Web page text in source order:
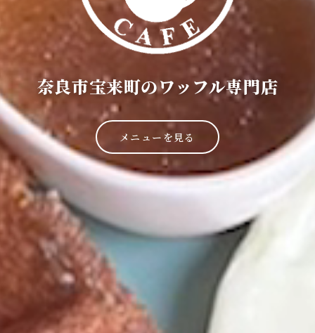
奈良市宝来町のワッフル専門店
メニューを見る